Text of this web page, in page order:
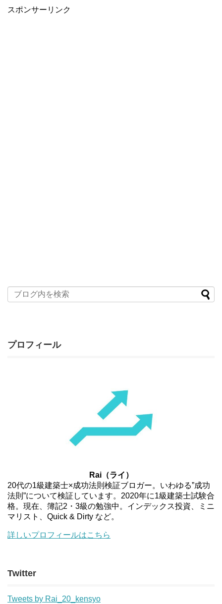
スポンサーリンク
プロフィール
Rai（ライ）
20代の1級建築士×成功法則検証ブロガー。いわゆる”成功
法則”について検証しています。2020年に1級建築士試験合
格。現在、簿記2・3級の勉強中。インデックス投資、ミニ
マリスト、Quick & Dirty など。
詳しいプロフィールはこちら
Twitter
Tweets by Rai_20_kensyo